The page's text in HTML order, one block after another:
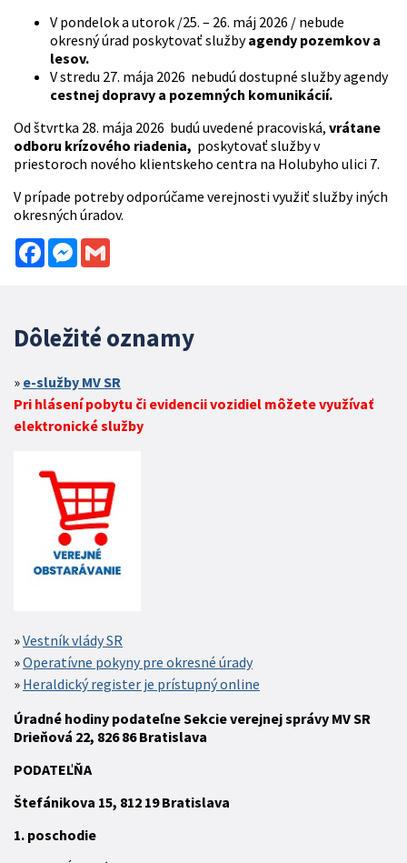
V pondelok a utorok /25. – 26. máj 2026 / nebude
okresný úrad poskytovať službyagendy pozemkov a
lesov.
V stredu 27. mája 2026 nebudú dostupné služby agendy
cestnej dopravy a pozemných komunikácií.
Od štvrtka 28. mája 2026 budú uvedené pracoviská, vrátane
odboru krízového riadenia, poskytovať služby v
priestoroch nového klientskeho centra na Holubyho ulici 7.
V prípade potreby odporúčame verejnosti využiť služby iných
okresných úradov.
FacebookMessenger
Dôležité oznamy
e-služby MV SR
Pri hlásení pobytu či evidencii vozidiel môžete využívať
elektronické služby
Vestník vlády SR
Operatívne pokyny pre okresné úrady
Heraldický register je prístupný online
Úradné hodiny podateľne Sekcie verejnej správy MV SR
Drieňová 22, 826 86 Bratislava
PODATEĽŇA
Štefánikova 15, 812 19Bratislava
1. poschodie